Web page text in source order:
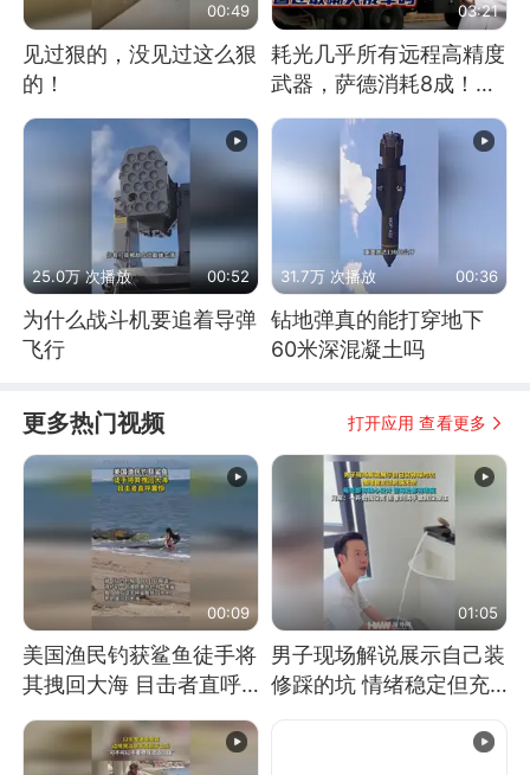
00:49
见过狠的，没见过这么狠
的！
03:21
耗光几乎所有远程高精度
武器，萨德消耗8成！美
国还敢嘲笑俄军吗
25.0万 次播放 00:52
为什么战斗机要追着导弹
飞行
31.7万 次播放 00:36
钻地弹真的能打穿地下
60米深混凝土吗
更多热门视频 打开应用 查看更多
00:09
美国渔民钓获鲨鱼徒手将
其拽回大海 目击者直呼
消息）
01:05
男子现场解说展示自己装
修踩的坑 情绪稳定但充
计 但每处都有瑕疵 网